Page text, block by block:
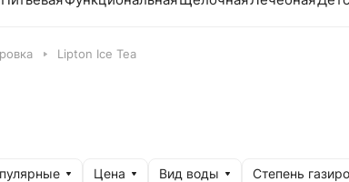
Lipton Ice Tea
Цена Вид воды Степень